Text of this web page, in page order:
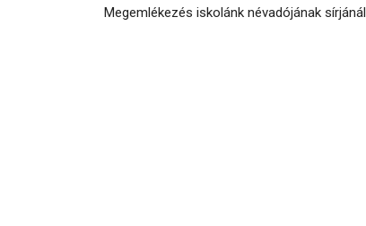
Megemlékezés iskolánk névadójának sírjánál